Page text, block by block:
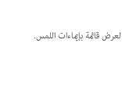
اضغط على أيقونة Question ‏> View gestures لعرض قائمة بإيماءات اللمس.